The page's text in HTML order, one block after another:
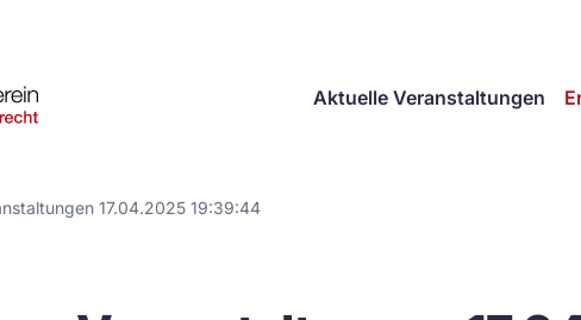
Deutscher
Verein
Aktuelle Veranstaltungen
17.04.2025 19:39:44